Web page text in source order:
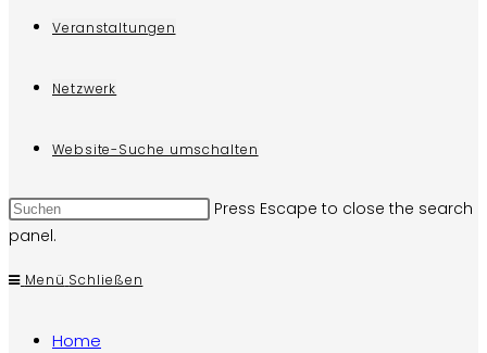
Veranstaltungen
Netzwerk
Website-Suche umschalten
Press Escape to close the search
panel.
Menü Schließen
Home